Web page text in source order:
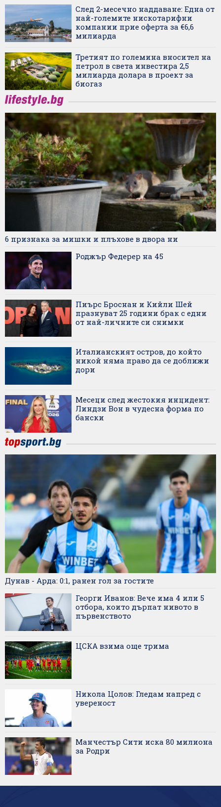
След 2-месечно наддаване: Една от
най-големите нискотарифни
компании прие оферта за €6,6
милиарда
Третият по големина вносител на
петрол в света инвестира 2,5
милиарда долара в проект за
биогаз
6 признака за мишки и плъхове в двора ни
Роджър Федерер на 45
Пиърс Броснан и Кийли Шей
празнуват 25 години брак с едни
от най-личните си снимки
Италианският остров, до който
никой няма право да се доближи
дори
Месеци след жестокия инцидент:
Линдзи Вон в чудесна форма по
бански
Дунав - Арда: 0:1, ранен гол за гостите
Георги Иванов: Вече има 4 или 5
отбора, които дърпат нивото в
първенството
ЦСКА взима още трима
Никола Цолов: Гледам напред с
увереност
Манчестър Сити иска 80 милиона
за Родри